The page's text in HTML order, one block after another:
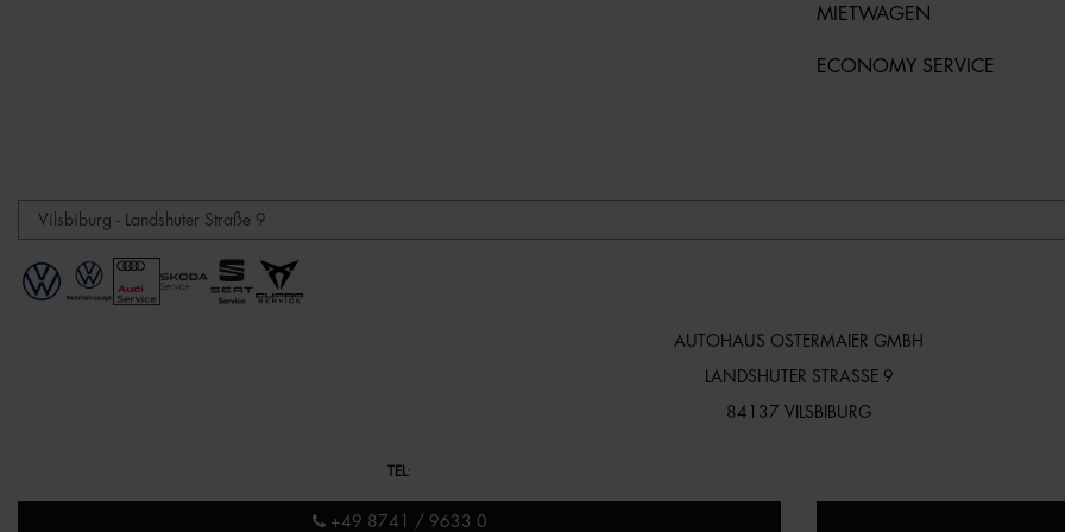
MIETWAGEN
ECONOMY SERVICE
AUTOHAUS OSTERMAIER GMBH
LANDSHUTER STRASSE 9
84137 VILSBIBURG
TEL :
+49 8741 / 9633 0